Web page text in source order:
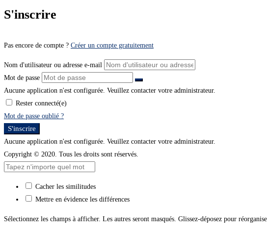
S'inscrire
Pas encore de compte ? Créer un compte gratuitement
Nom d'utilisateur ou adresse e-mail
Mot de passe
Aucune application n'est configurée. Veuillez contacter votre administrateur.
Rester connecté(e)
Mot de passe oublié ?
S'inscrire
Aucune application n'est configurée. Veuillez contacter votre administrateur.
Copyright © 2020. Tous les droits sont réservés.
Cacher les similitudes
Mettre en évidence les différences
Sélectionnez les champs à afficher. Les autres seront masqués. Glissez-déposez pour